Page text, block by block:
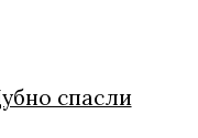
спасли